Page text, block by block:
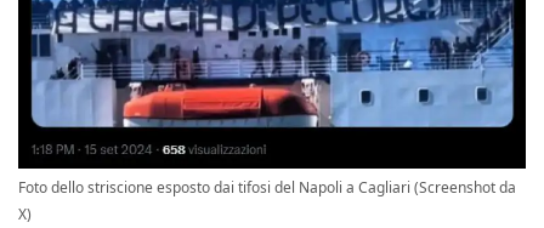
Foto dello striscione esposto dai tifosi del Napoli a Cagliari (Screenshot da
X)